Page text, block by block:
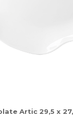
Artic 29,5 x